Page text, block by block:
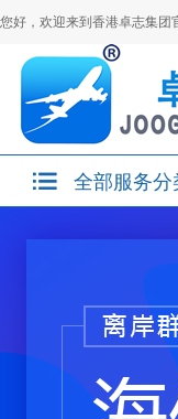
您好，欢迎来到香港卓志集团
全部服务分